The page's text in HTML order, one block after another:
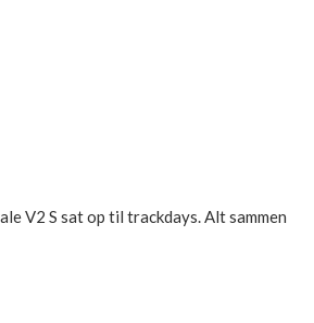
V2 S sat op til trackdays. Alt sammen